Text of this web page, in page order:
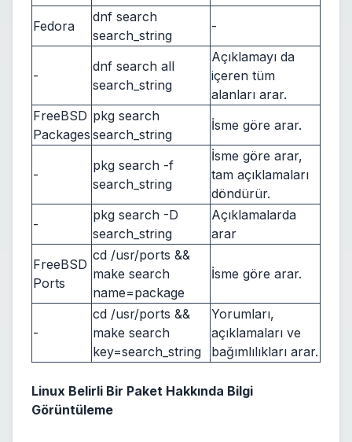
Fedora
dnf search
search_string
-
-
dnf search all
search_string
Açıklamayı da
içeren tüm
alanları arar.
FreeBSD
Packages
pkg search
search_string
İsme göre arar.
-
pkg search -f
search_string
İsme göre arar,
tam açıklamaları
döndürür.
-
pkg search -D
search_string
Açıklamalarda
arar
FreeBSD
Ports
cd /usr/ports &&
make search
name=package
İsme göre arar.
-
cd /usr/ports &&
make search
key=search_string
Yorumları,
açıklamaları ve
bağımlılıkları arar.
Linux Belirli Bir Paket Hakkında Bilgi
Görüntüleme